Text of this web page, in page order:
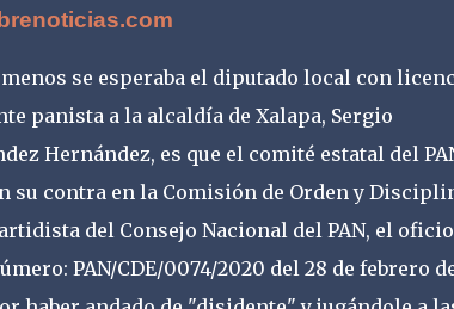
se esperaba el diputado local con
panista a la alcaldía de Xalapa, Sergio
Hernández, es que el comité estatal del
su contra en la Comisión de Orden y
del Consejo Nacional del PAN, el oficio
PAN/CDE/0074/2020 del 28 de febrero